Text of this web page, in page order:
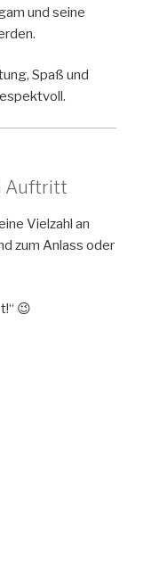
und seine
Spaß und
Auftritt
Vielzahl an
zum Anlass oder
😉